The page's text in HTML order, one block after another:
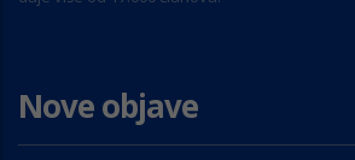
Nove objave